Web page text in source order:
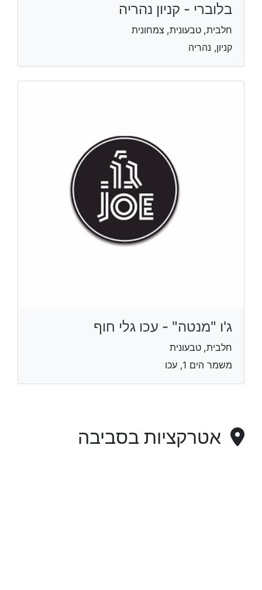
בלוברי - קניון נהריה
חלבית, טבעונית, צמחונית
קניון, נהריה
ג'ו "מנטה" - עכו גלי חוף
חלבית, טבעונית
משמר הים 1, עכו
אטרקציות בסביבה